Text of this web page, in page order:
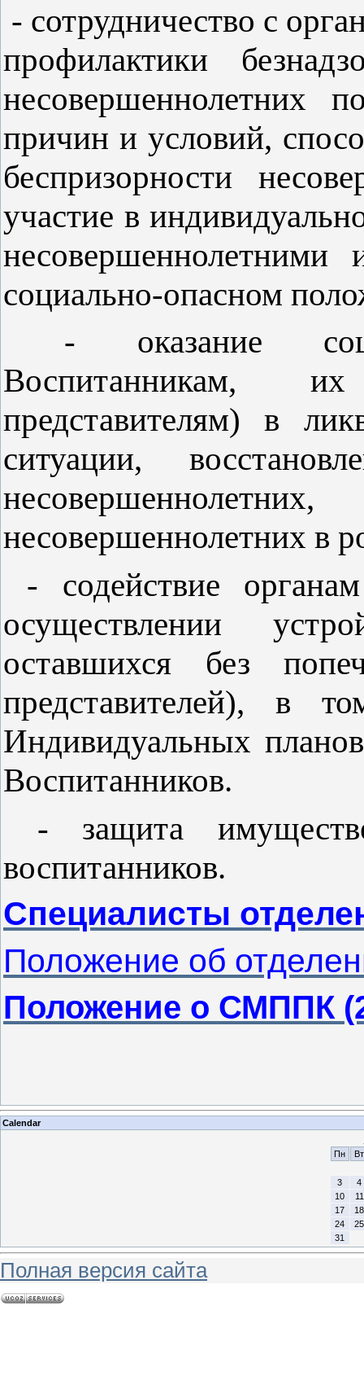
- сотрудничество с
профилактики
несовершеннолетних
причин и условий,
беспризорности
участие в
социально-опасном
- оказание
Воспитанникам,
представителям) в
ситуации,
несовершеннолетних в
- содействие
осуществлении
оставшихся без
представителей), в
Индивидуальных
Воспитанников.
- защита
воспитанников.
Специалисты
Положение об
Положение о СМППК
Calendar
Пн
Вт
3
4
10
11
17
18
24
25
31
Полная версия сайта